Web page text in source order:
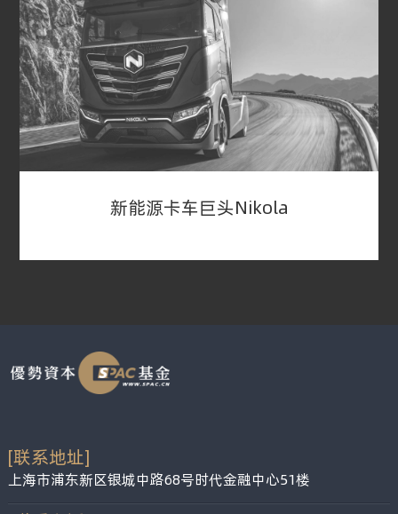
2020年11月19日，特殊目的收购公司（SPAC）
OrisunAcquisitionCorp.和中国领先办公空间解决
方案提供商优客工场，联合宣布完成合并。11月
16日Orisun的股东通过了合并提案，在完成合并
后，优客工场将会成为上市公司主体，其A级普通
股和窝轮将会以“UK”和“UKOMW”于2020年
11月18日在纳斯达克交易所交易。
新能源卡车巨头Nikola
2020年7月，特斯拉汽车最具争议的竞争对手，氢
能源汽车品牌Nikola通过反向并购SPAC VectoIQ
Nikola的企业市值达到33亿美元，并从投资者那
里筹集了5.25亿美元的运营资金，实现了快速融资
[联系地址]
上海市浦东新区银城中路68号时代金融中心51楼